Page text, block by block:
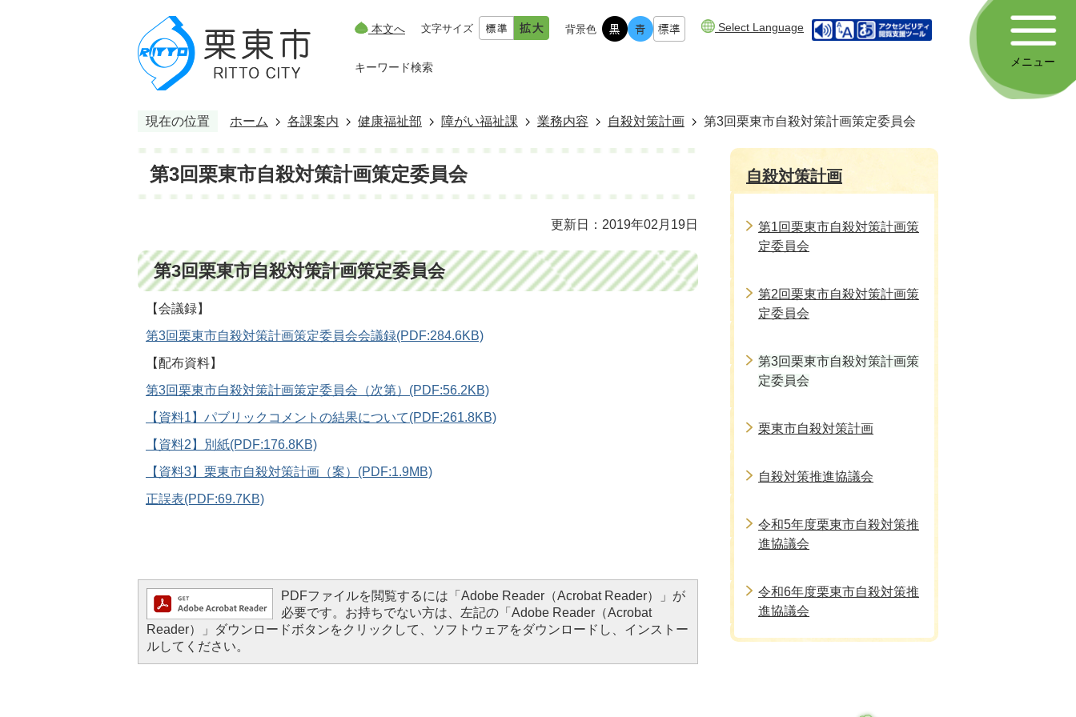
本文へ 文字サイズ 背景色 Select Language
キーワード検索 メニュー
現在の位置 ホーム 各課案内 健康福祉部 障がい福祉課 業務内容 自殺対策計画 第3回栗東市自殺対策計画策定委員会
第3回栗東市自殺対策計画策定委員会
更新日：2019年02月19日
第3回栗東市自殺対策計画策定委員会
【会議録】
第3回栗東市自殺対策計画策定委員会会議録(PDF:284.6KB)
【配布資料】
第3回栗東市自殺対策計画策定委員会（次第）(PDF:56.2KB)
【資料1】パブリックコメントの結果について(PDF:261.8KB)
【資料2】別紙(PDF:176.8KB)
【資料3】栗東市自殺対策計画（案）(PDF:1.9MB)
正誤表(PDF:69.7KB)
PDFファイルを閲覧するには「Adobe Reader（Acrobat Reader）」が
必要です。お持ちでない方は、左記の「Adobe Reader（Acrobat
Reader）」ダウンロードボタンをクリックして、ソフトウェアをダウンロードし、インストー
ルしてください。
自殺対策計画
第1回栗東市自殺対策計画策
定委員会
第2回栗東市自殺対策計画策
定委員会
第3回栗東市自殺対策計画策
定委員会
栗東市自殺対策計画
自殺対策推進協議会
令和5年度栗東市自殺対策推
進協議会
令和6年度栗東市自殺対策推
進協議会